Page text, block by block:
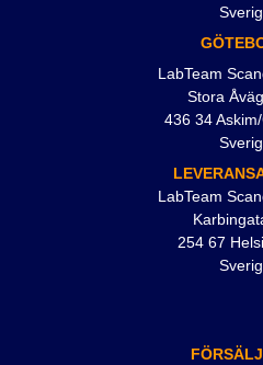
LabTeam
Stora
436 34
LabTeam
254 67